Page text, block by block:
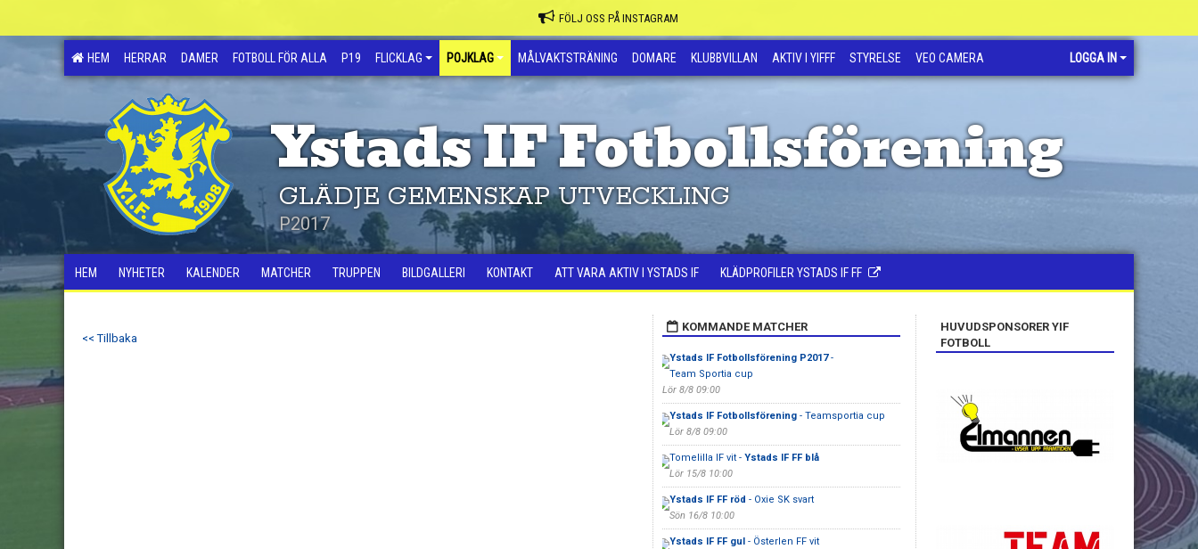
FÖLJ OSS PÅ INSTAGRAM
HEM HERRAR DAMER FOTBOLL FÖR ALLA P19 FLICKLAG POJKLAG MÅLVAKTSTRÄNING DOMARE KLUBBVILLAN AKTIV I YIFFF STYRELSE VEO CAMERA LOGGA IN
Ystads IF Fotbollsförening
GLÄDJE GEMENSKAP UTVECKLING
P2017
HEM NYHETER KALENDER MATCHER TRUPPEN BILDGALLERI KONTAKT ATT VARA AKTIV I YSTADS IF KLÄDPROFILER YSTADS IF FF
<< Tillbaka
KOMMANDE MATCHER
Ystads IF Fotbollsförening P2017-
Team Sportia cup
Lör 8/8 09:00
Ystads IF Fotbollsförening- Teamsportia cup
Lör 8/8 09:00
Tomelilla IF vit - Ystads IF FF blå
Lör 15/8 10:00
Ystads IF FF röd - Oxie SK svart
Sön 16/8 10:00
Ystads IF FF gul- Österlen FF vit
HUVUDSPONSORER YIF
FOTBOLL